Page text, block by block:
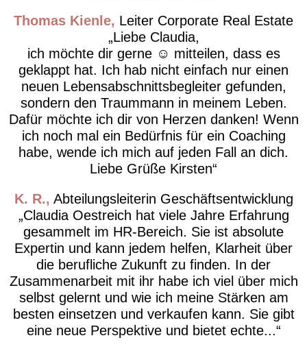
Thomas Kienle Leiter Corporate Real Estate
Liebe Claudia,
ich möchte dir gerne ☺️ mitteilen, dass es
geklappt hat. Ich hab nicht einfach nur einen
neuen Lebensabschnittsbegleiter gefunden,
sondern den Traummann in meinem Leben.
Dafür möchte ich dir von Herzen danken! Wenn
ich noch mal ein Bedürfnis für ein Coaching
habe, wende ich mich auf jeden Fall an dich.
Liebe Grüße Kirsten
K. R. Abteilungsleiterin Geschäftsentwicklung
Claudia Oestreich hat viele Jahre Erfahrung
gesammelt im HR-Bereich. Sie ist absolute
Expertin und kann jedem helfen, Klarheit über
die berufliche Zukunft zu finden. In der
Zusammenarbeit mit ihr habe ich viel über mich
selbst gelernt und wie ich meine Stärken am
besten einsetzen und verkaufen kann. Sie gibt
eine neue Perspektive und bietet echte...